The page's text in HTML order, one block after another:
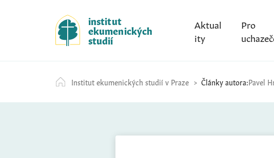
k
i
p
t
c
o
institut
ekumenických
studií
Aktual
ity
Pro
Institut ekumenických studií v Praze Články autora:Pavel